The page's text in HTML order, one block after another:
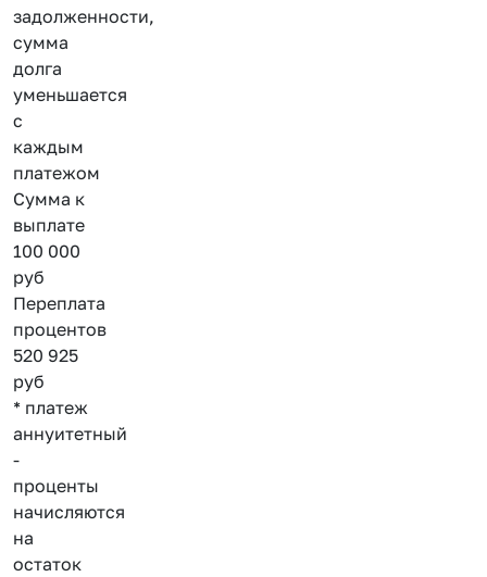
задолженности,
сумма
долга
уменьшается
с
каждым
платежом
Сумма к
выплате
100 000
руб
Переплата
процентов
520 925
руб
* платеж
аннуитетный
-
проценты
начисляются
на
остаток